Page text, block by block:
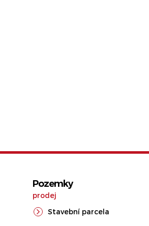
Pozemky
prodej
Stavební parcela